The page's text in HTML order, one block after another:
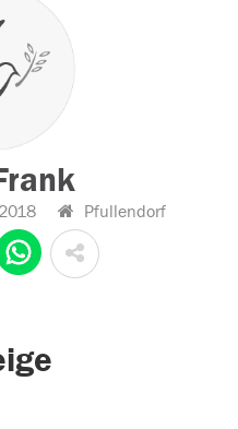
Pfullendorf